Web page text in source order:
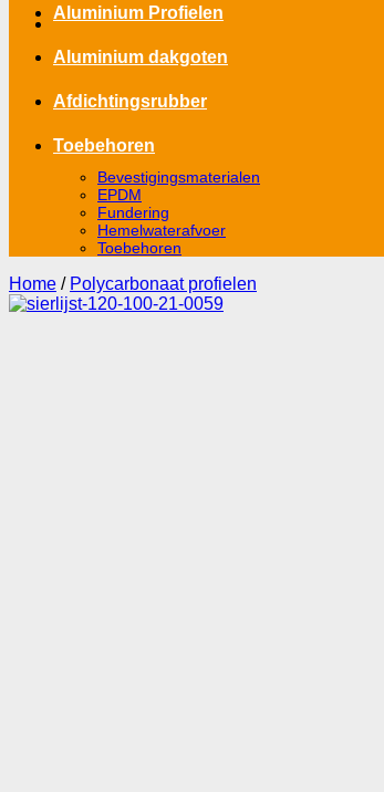
Aluminium Profielen
Aluminium dakgoten
Afdichtingsrubber
Toebehoren
Bevestigingsmaterialen
EPDM
Fundering
Hemelwaterafvoer
Toebehoren
Home / Polycarbonaat profielen